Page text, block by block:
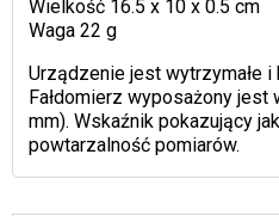
Wielkość 16.5 x 10 x 0.5 cm
Waga 22 g
Urządzenie jest wytrzymałe
Fałdomierz wyposażony jest
mm). Wskaźnik pokazujący
powtarzalność pomiarów.